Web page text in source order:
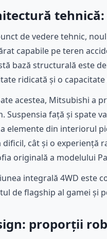
de vedere tehnic,
capabile pe teren
bază structurală este
ridicată și o
acestea, Mitsubishi a
Suspensia față și spate
elemente din interiorul
dificil, cât și o experiență
originală a modelului
integrală 4WD este
de flagship al gamei și
proporții